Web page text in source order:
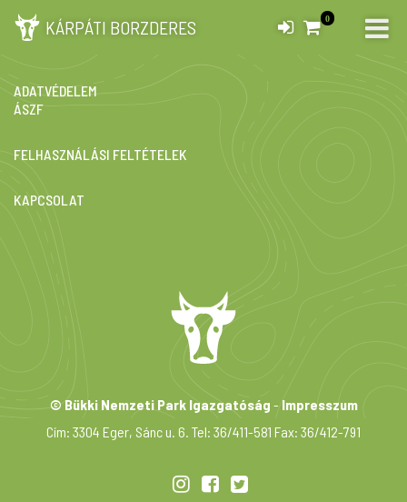
KÁRPÁTI BORZDERES 0
IMPRESSZUM
ADATVÉDELEM
ÁSZF
FELHASZNÁLÁSI FELTÉTELEK
KAPCSOLAT
© Bükki Nemzeti Park Igazgatóság -Impresszum
Cím: 3304 Eger, Sánc u. 6. Tel: 36/411-581 Fax: 36/412-791